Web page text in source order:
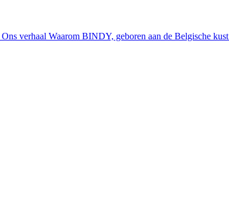
Ons verhaal Waarom BINDY, geboren aan de Belgische kust